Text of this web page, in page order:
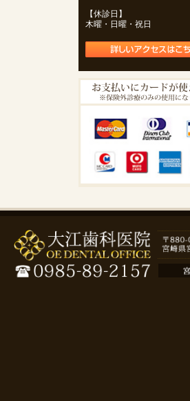
【休診日】
木曜・日曜・祝日